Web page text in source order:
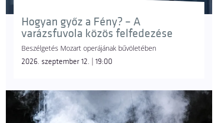
Hogyan győz a Fény? – A
varázsfuvola közös felfedezése
Beszélgetés Mozart operájának bűvöletében
2026. szeptember 12. | 19:00